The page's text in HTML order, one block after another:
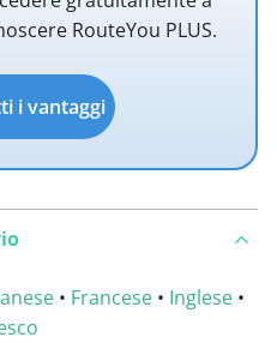
RouteYou PLUS.
i vantaggi
• Francese • Inglese •